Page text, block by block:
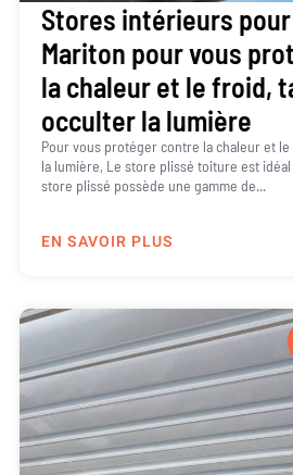
Stores intérieurs
Mariton pour vous
la chaleur et le froid,
occulter la lumière
Pour vous protéger contre la chaleur et
la lumière, Le store plissé toiture est
store plissé possède une gamme de...
EN SAVOIR PLUS